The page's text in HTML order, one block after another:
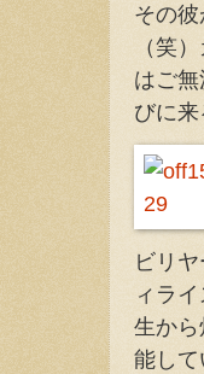
その
（笑
はご
びに来
ビリ
ィラ
生か
能して